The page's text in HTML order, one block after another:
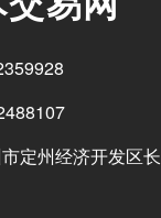
定州经济开发区